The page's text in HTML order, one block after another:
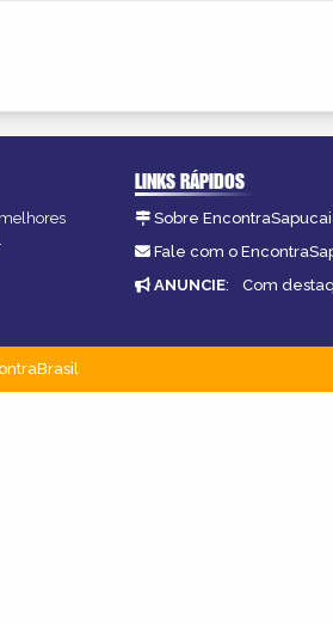
LINKS RÁPIDOS
Sobre
Fale com o
ANUNCIE: Com